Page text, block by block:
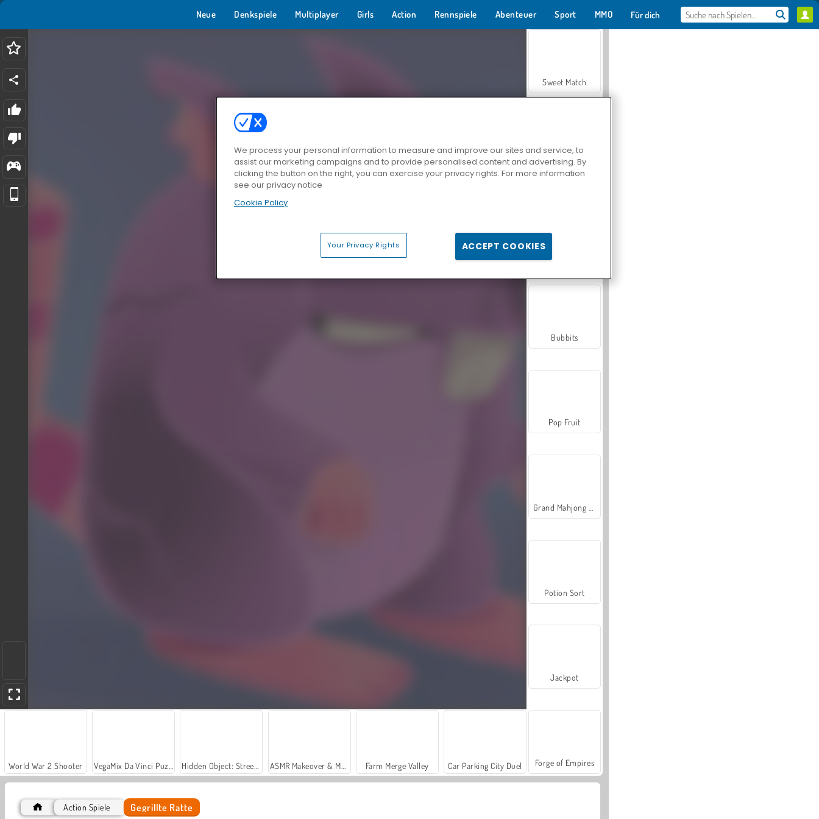
Neue Denkspiele Multiplayer Girls Action Rennspiele Abenteuer Sport MMO Für dich
World War 2 Shooter Farm Merge Valley Car Parking City Duel
Sweet Match
Zen Solitaire
Farmerama
Bubbits
Pop Fruit
Potion Sort
Jackpot
Forge of Empires
Action Spiele Gegrillte Ratte
We process your personal information to measure and improve our sites and service, to
assist our marketing campaigns and to provide personalised content and advertising. By
clicking the button on the right, you can exercise your privacy rights. For more information
see our privacy notice
Cookie Policy
Your Privacy Rights ACCEPT COOKIES